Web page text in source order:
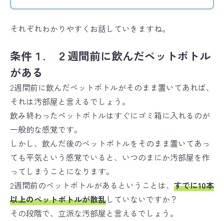
それぞれわかりやすくお話していきますね。
条件１. ２週間前に飲んだペットボトル
がある
2週間前に飲んだペットボトルがそのまま置いてあれば、
それは汚部屋と言えるでしょう。
飲み終わったペットボトルはすぐにゴミ箱に入れるのが
一般的な感覚です。
しかし、飲んだ後のペットボトルをそのまま置いてあっ
ても平気という感覚でいると、いつのまにか汚部屋を作
ってしまうことになります。
2週間前のペットボトルがあるということは、 すでに10本
以上のペットボトルが散乱していないですか？
その段階で、立派な汚部屋と言えるでしょう。